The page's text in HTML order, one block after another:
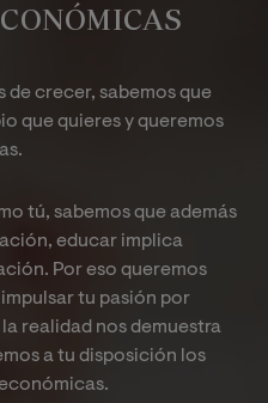
de crecer, sabemos que
que quieres y queremos
tú, sabemos que además
educar implica
Por eso queremos
tu pasión por
realidad nos demuestra
a tu disposición los